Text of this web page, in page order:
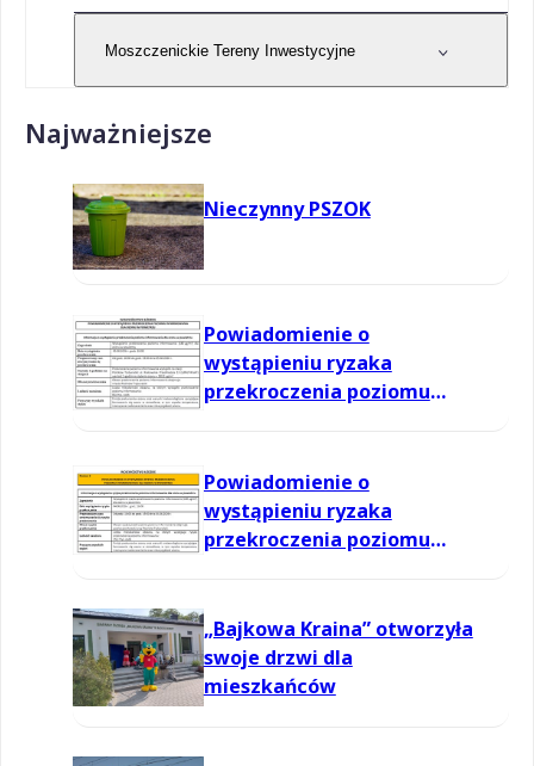
Moszczenickie Tereny Inwestycyjne
Najważniejsze
Nieczynny PSZOK
Powiadomienie o
wystąpieniu ryzaka
przekroczenia poziomu
Powiadomienie o
wystąpieniu ryzaka
przekroczenia poziomu
„Bajkowa Kraina” otworzyła
swoje drzwi dla
mieszkańców